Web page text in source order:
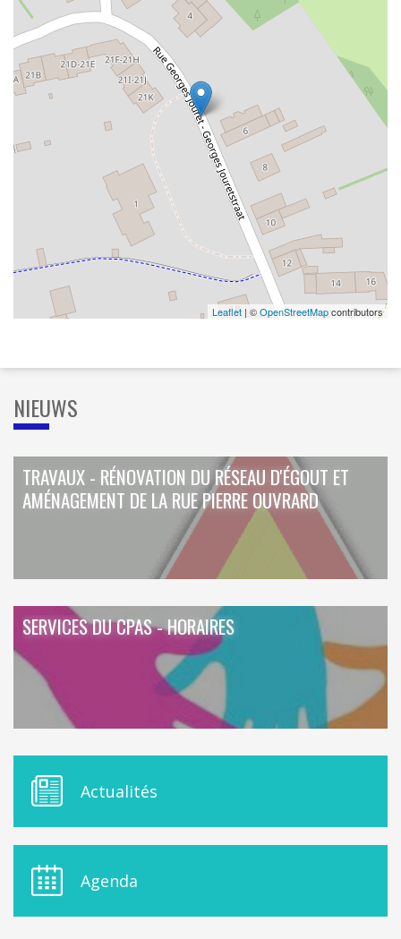
Leaflet | ©OpenStreetMapcontributors
NIEUWS
TRAVAUX - RÉNOVATION DU RÉSEAU D'ÉGOUT ET
AMÉNAGEMENT DE LA RUE PIERRE OUVRARD
SERVICES DU CPAS - HORAIRES
Actualités
Agenda